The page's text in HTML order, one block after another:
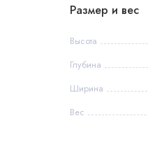
Размер и вес
Высота
Глубина
Ширина
Вес